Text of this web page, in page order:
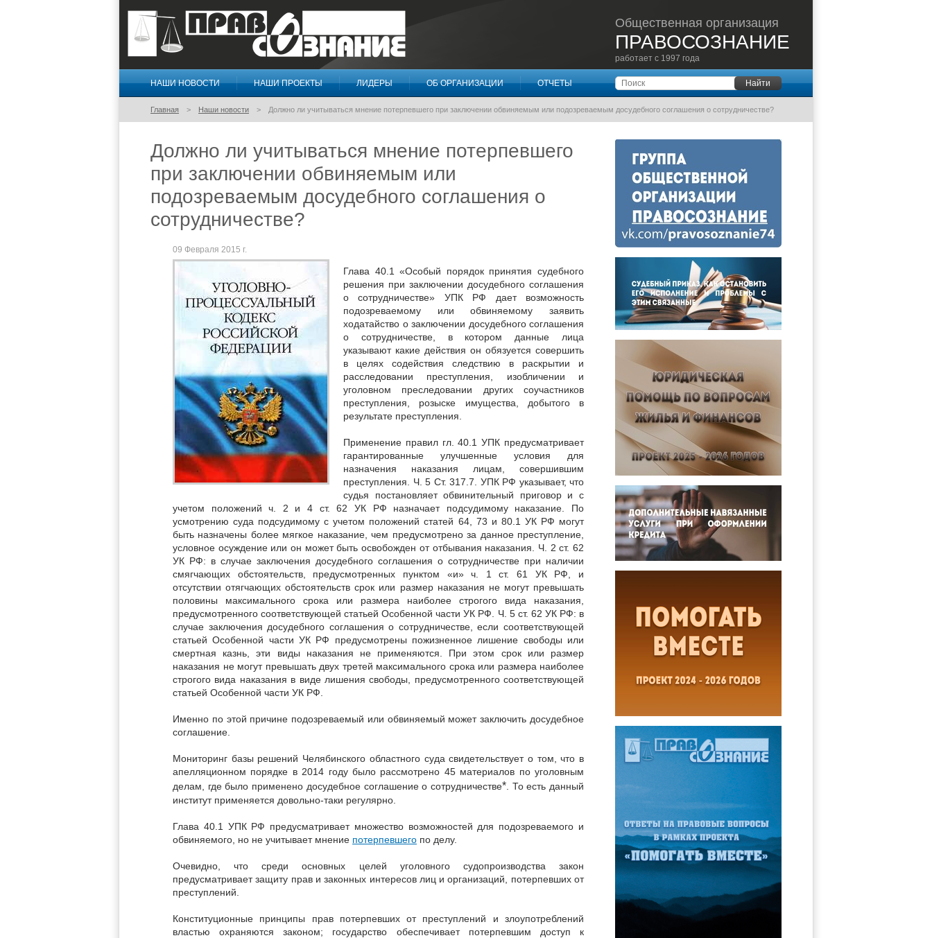
Правосознание
Общественная организация
ПРАВОСОЗНАНИЕ
работает с 1997 года
НАШИ НОВОСТИ НАШИ ПРОЕКТЫ ЛИДЕРЫ ОБ ОРГАНИЗАЦИИ ОТЧЕТЫ Поиск Найти
Главная Наши новости Должно ли учитываться мнение потерпевшего при заключении обвиняемым или подозреваемым досудебного соглашения о сотрудничестве?
Должно ли учитываться мнение потерпевшего
при заключении обвиняемым или
подозреваемым досудебного соглашения о
сотрудничестве?
09 Февраля 2015 г.
Глава 40.1 «Особый порядок принятия судебного
решения при заключении досудебного соглашения
о сотрудничестве» УПК РФ дает возможность
подозреваемому или обвиняемому заявить
ходатайство о заключении досудебного соглашения
о сотрудничестве, в котором данные лица
указывают какие действия он обязуется совершить
в целях содействия следствию в раскрытии и
расследовании преступления, изобличении и
уголовном преследовании других соучастников
преступления, розыске имущества, добытого в
результате преступления.
Применение правил гл. 40.1 УПК предусматривает
гарантированные улучшенные условия для
назначения наказания лицам, совершившим
преступления. Ч. 5 Ст. 317.7. УПК РФ указывает, что
судья постановляет обвинительный приговор и с
учетом положений ч. 2 и 4 ст. 62 УК РФ назначает подсудимому наказание. По
усмотрению суда подсудимому с учетом положений статей 64, 73 и 80.1 УК РФ могут
быть назначены более мягкое наказание, чем предусмотрено за данное преступление,
условное осуждение или он может быть освобожден от отбывания наказания. Ч. 2 ст. 62
УК РФ: в случае заключения досудебного соглашения о сотрудничестве при наличии
смягчающих обстоятельств, предусмотренных пунктом «и» ч. 1 ст. 61 УК РФ, и
отсутствии отягчающих обстоятельств срок или размер наказания не могут превышать
половины максимального срока или размера наиболее строгого вида наказания,
предусмотренного соответствующей статьей Особенной части УК РФ. Ч. 5 ст. 62 УК РФ: в
случае заключения досудебного соглашения о сотрудничестве, если соответствующей
статьей Особенной части УК РФ предусмотрены пожизненное лишение свободы или
смертная казнь, эти виды наказания не применяются. При этом срок или размер
наказания не могут превышать двух третей максимального срока или размера наиболее
строгого вида наказания в виде лишения свободы, предусмотренного соответствующей
статьей Особенной части УК РФ.
Именно по этой причине подозреваемый или обвиняемый может заключить досудебное
соглашение.
Мониторинг базы решений Челябинского областного суда свидетельствует о том, что в
апелляционном порядке в 2014 году было рассмотрено 45 материалов по уголовным
делам, где было применено досудебное соглашение о сотрудничестве*. То есть данный
институт применяется довольно-таки регулярно.
Глава 40.1 УПК РФ предусматривает множество возможностей для подозреваемого и
обвиняемого, но не учитывает мнение потерпевшего по делу.
Очевидно, что среди основных целей уголовного судопроизводства закон
предусматривает защиту прав и законных интересов лиц и организаций, потерпевших от
преступлений.
Конституционные принципы прав потерпевших от преступлений и злоупотреблений
властью охраняются законом; государство обеспечивает потерпевшим доступ к